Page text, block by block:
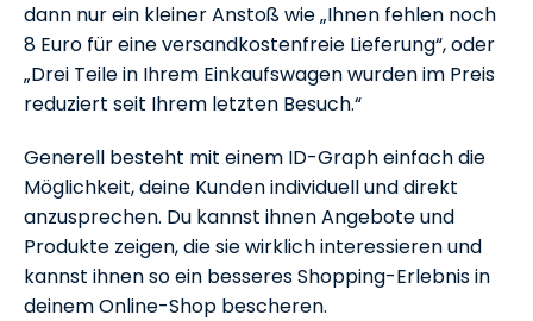
dann nur ein kleiner Anstoß wie „Ihnen fehlen noch
8 Euro für eine versandkostenfreie Lieferung“, oder
„Drei Teile in Ihrem Einkaufswagen wurden im Preis
reduziert seit Ihrem letzten Besuch.“
Generell besteht mit einem ID-Graph einfach die
Möglichkeit, deine Kunden individuell und direkt
anzusprechen. Du kannst ihnen Angebote und
Produkte zeigen, die sie wirklich interessieren und
kannst ihnen so ein besseres Shopping-Erlebnis in
deinem Online-Shop bescheren.